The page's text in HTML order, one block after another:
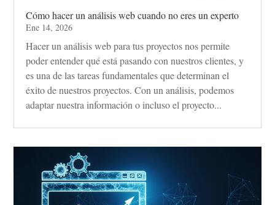
Cómo hacer un análisis web cuando no eres un experto
Ene 14, 2026
Hacer un análisis web para tus proyectos nos permite
poder entender qué está pasando con nuestros clientes, y
es una de las tareas fundamentales que determinan el
éxito de nuestros proyectos. Con un análisis, podemos
adaptar nuestra información o incluso el proyecto...